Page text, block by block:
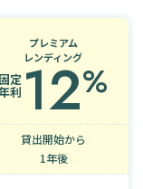
プレミアム
レンディング
固定
利 12%
貸出開始から
1年後